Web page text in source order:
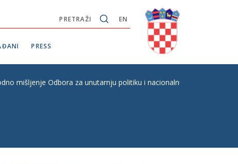
EN
PRETRAŽI
PRESS
mišljenje Odbora za unutarnju politiku i nacionalnu sigurnost